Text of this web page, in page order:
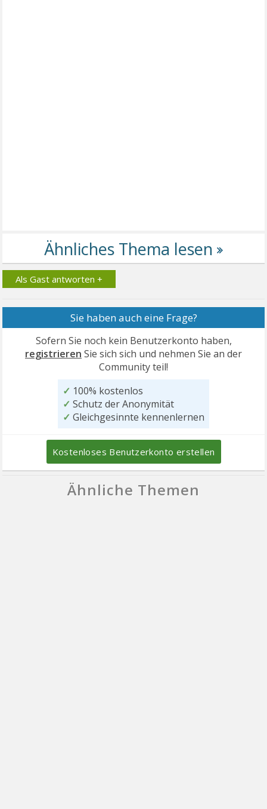
Als Gast antworten +
Sie haben auch eine Frage?
Sofern Sie noch kein Benutzerkonto haben,
registrieren Sie sich sich und nehmen Sie an der
Community teil!
✓ 100% kostenlos
✓ Schutz der Anonymität
✓ Gleichgesinnte kennenlernen
Kostenloses Benutzerkonto erstellen
Ähnliche Themen